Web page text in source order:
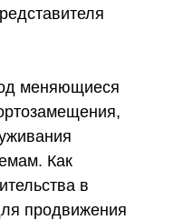
меняющиеся
Как
в
продвижения